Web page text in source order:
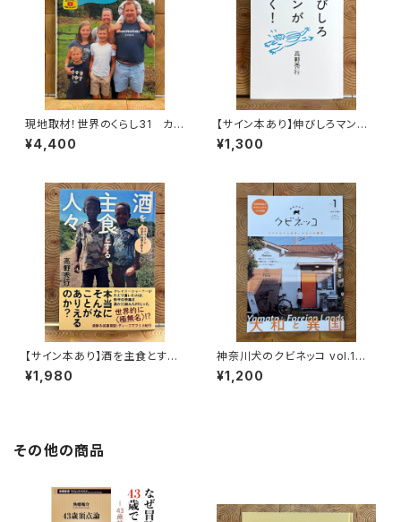
現地取材！世界のくらし31 カナ
ダ
¥4,400
【サイン本あり】伸びしろマンが
ゆく！
¥1,300
【サイン本あり】酒を主食とする
人々 エチオピアの科学的秘境
を旅する
¥1,980
神奈川犬のクビネッコ vol.1
特集：大和と異国
¥1,200
その他の商品